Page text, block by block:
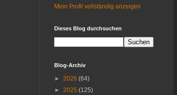
Mein Profil vollständig anzeigen
Dieses Blog durchsuchen
Blog-Archiv
► 2026 (64)
► 2025 (125)